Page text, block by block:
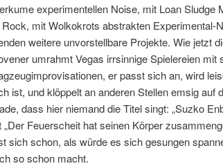
experimentellen Noise, mit Loan Sludge
mit Wolkokrots abstrakten Experimental-
weitere unvorstellbare Projekte. Wie jetzt
umrahmt Vegas irrsinnige Spielereien mit
er passt sich an, wird
ist, und klöppelt an anderen Stellen emsig auf
dass hier niemand die Titel singt: „Suzko
„Der Feuerscheit hat seinen Körper
sich schon, als würde es sich gesungen
so schon macht.